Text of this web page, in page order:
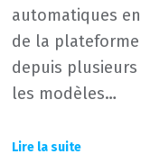
automatiques
de la plateforme
depuis plusieurs
les modèles…